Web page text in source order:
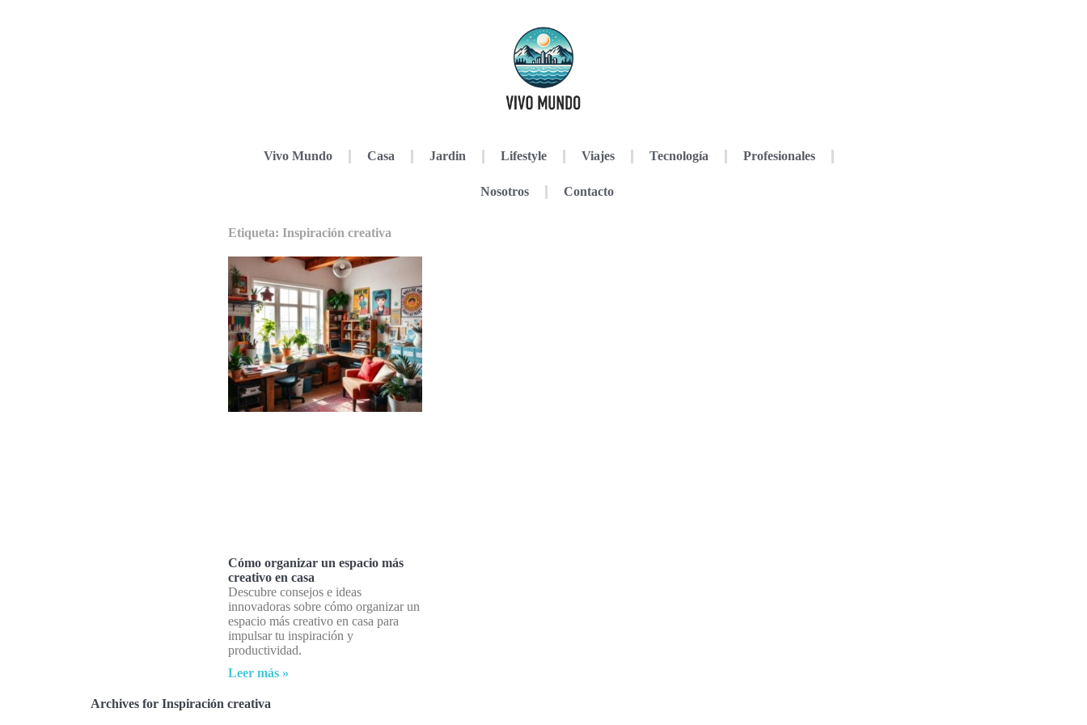
Vivo Mundo Casa Jardin Lifestyle Viajes Tecnología Profesionales
Nosotros Contacto
Etiqueta: Inspiración creativa
Cómo organizar un espacio más
creativo en casa
Descubre consejos e ideas
innovadoras sobre cómo organizar un
espacio más creativo en casa para
impulsar tu inspiración y
productividad.
Leer más »
Archives for Inspiración creativa